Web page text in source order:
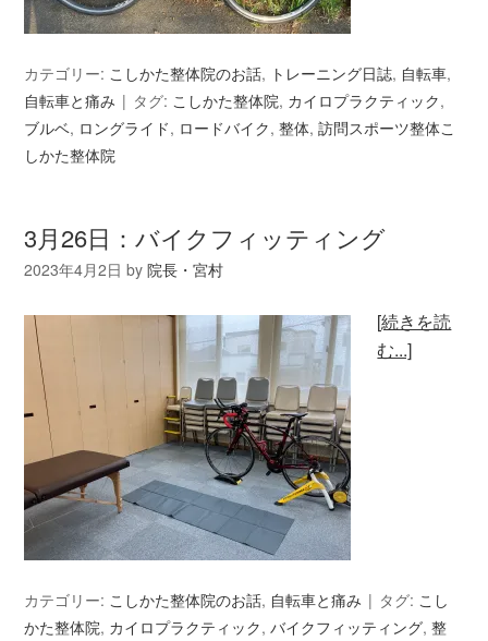
カテゴリー: こしかた整体院のお話, トレーニング日誌, 自転車,
自転車と痛み
タグ: こしかた整体院, カイロプラクティック,
ブルベ, ロングライド, ロードバイク,整体,訪問スポーツ整体こ
しかた整体院
3月26日：バイクフィッティング
2023年4月2日 by院長・宮村
[続きを読
む...]
カテゴリー: こしかた整体院のお話, 自転車と痛み タグ: こし
かた整体院, カイロプラクティック,バイクフィッティング,整